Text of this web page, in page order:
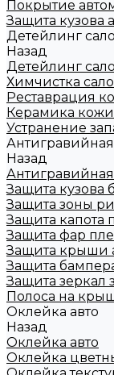
Покрытие
Защита кузова
Детейлинг
Назад
Детейлинг
Химчистка
Реставрация
Керамика кожи
Устранение
Назад
Защита кузова
Защита зоны
Защита капота
Защита фар
Защита крыши
Защита
Защита зеркал
Полоса на
Оклейка авто
Назад
Оклейка авто
Оклейка